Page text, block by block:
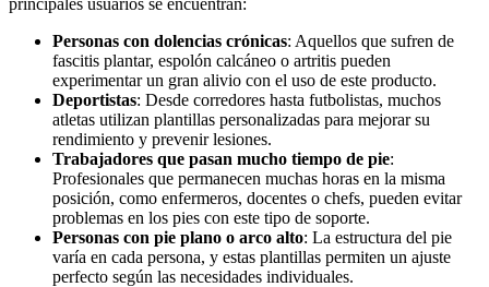
Personas con dolencias crónicas: Aquellos que sufren de
fascitis plantar, espolón calcáneo o artritis pueden
experimentar un gran alivio con el uso de este producto.
Deportistas: Desde corredores hasta futbolistas, muchos
atletas utilizan plantillas personalizadas para mejorar su
rendimiento y prevenir lesiones.
Trabajadores que pasan mucho tiempo de pie:
Profesionales que permanecen muchas horas en la misma
posición, como enfermeros, docentes o chefs, pueden evitar
problemas en los pies con este tipo de soporte.
Personas con pie plano o arco alto: La estructura del pie
varía en cada persona, y estas plantillas permiten un ajuste
perfecto según las necesidades individuales.